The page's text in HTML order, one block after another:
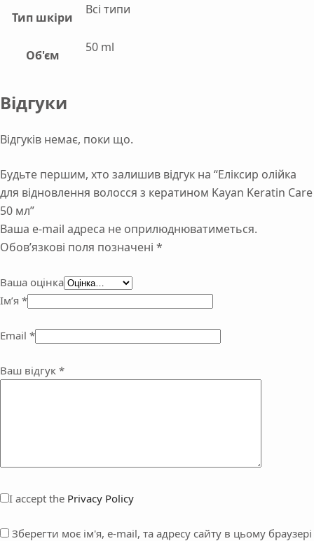
Тип шкіри
Всі типи
Об'єм
50 ml
Відгуки
Відгуків немає, поки що.
Будьте першим, хто залишив відгук на “Еліксир олійка
для відновлення волосся з кератином Kayan Keratin Care
50 мл”
Ваша e-mail адреса не оприлюднюватиметься.
Обов’язкові поля позначені *
Ваша оцінка
Ім’я *
Email *
Ваш відгук *
I accept the Privacy Policy
Зберегти моє ім'я, e-mail, та адресу сайту в цьому браузері